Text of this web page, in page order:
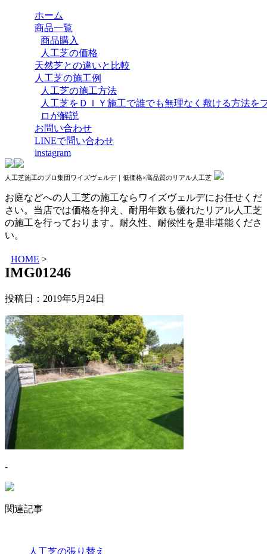
ホーム
商品一覧
商品購入
人工芝の価格
天然芝との違いと比較
人工芝の施工例
人工芝の施工方法
人工芝をＤＩＹ施工で誰でも無理なく敷ける方法を
ロが解説
お問い合わせ
LINEで問い合わせ
instagram
人工芝施工のプロ集団ワイズヴェルデ｜低価格×高品質のリアル人工芝
お庭などへの人工芝の施工ならワイズヴェルデにお任せくだ
さい。当店では価格を抑え、耐用年数も優れたリアル人工芝
の施工を行っております。耐久性、耐候性を是非堪能くださ
い。
HOME >
IMG01246
投稿日： 2019年5月24日
-
関連記事
人工芝の張り替え